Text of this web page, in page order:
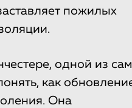
пожилых
одной из
как
Она